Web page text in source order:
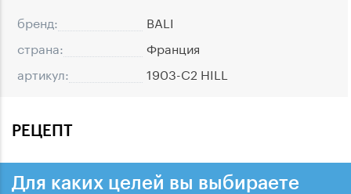
бренд:
BALI
страна:
Франция
артикул:
1903-C2 HILL
РЕЦЕПТ
Для каких целей вы выбираете